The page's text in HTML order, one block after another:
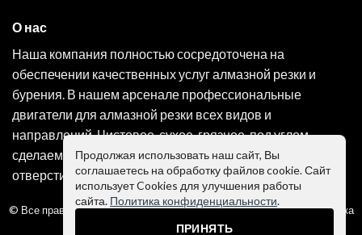
Продолжая использовать наш сайт, Вы
соглашаетесь на обработку файлов cookie. Сайт
использует Cookies для улучшения работы
сайта. Политика конфиденциальности.
ПРИНЯТЬ
О нас
Наша компания полностью сосредоточена на
обеспечении качественных услуг алмазной резки и
бурения. В нашем арсенале профессиональные
двигатели для алмазной резки всех видов и
направлений. Чистовое, сухое, грязное, под углом -
сделаем всё! Обращайтесь к нам и получите любое
отверстие или проём в считанные часы!
© Все права защищены | Разработка сайта -mishkadesign|Политика
конфиденциальности|Согласие